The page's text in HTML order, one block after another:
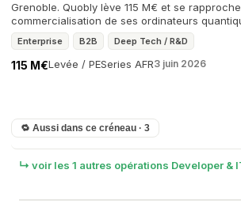
Grenoble. Quobly lève 115 M€ et se
commercialisation de ses ordinateurs
Enterprise B2B Deep Tech / R&D
Levée / PE
115 M€ Series AFR3 juin 2026
🔁 Aussi dans ce créneau · 3
↳ voir les 1 autres opérations Developer &